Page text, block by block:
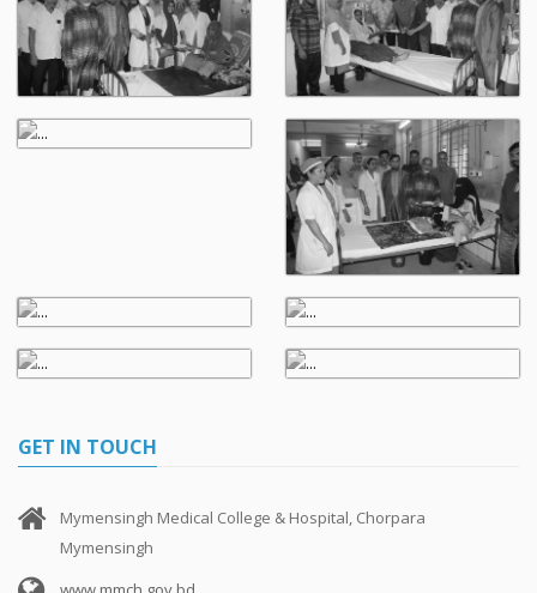
GET IN TOUCH
Mymensingh Medical College & Hospital, Chorpara
Mymensingh